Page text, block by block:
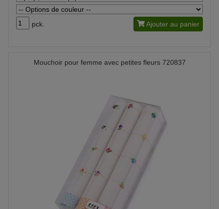
pck. Ajouter au panier
Mouchoir pour femme avec petites fleurs 720837